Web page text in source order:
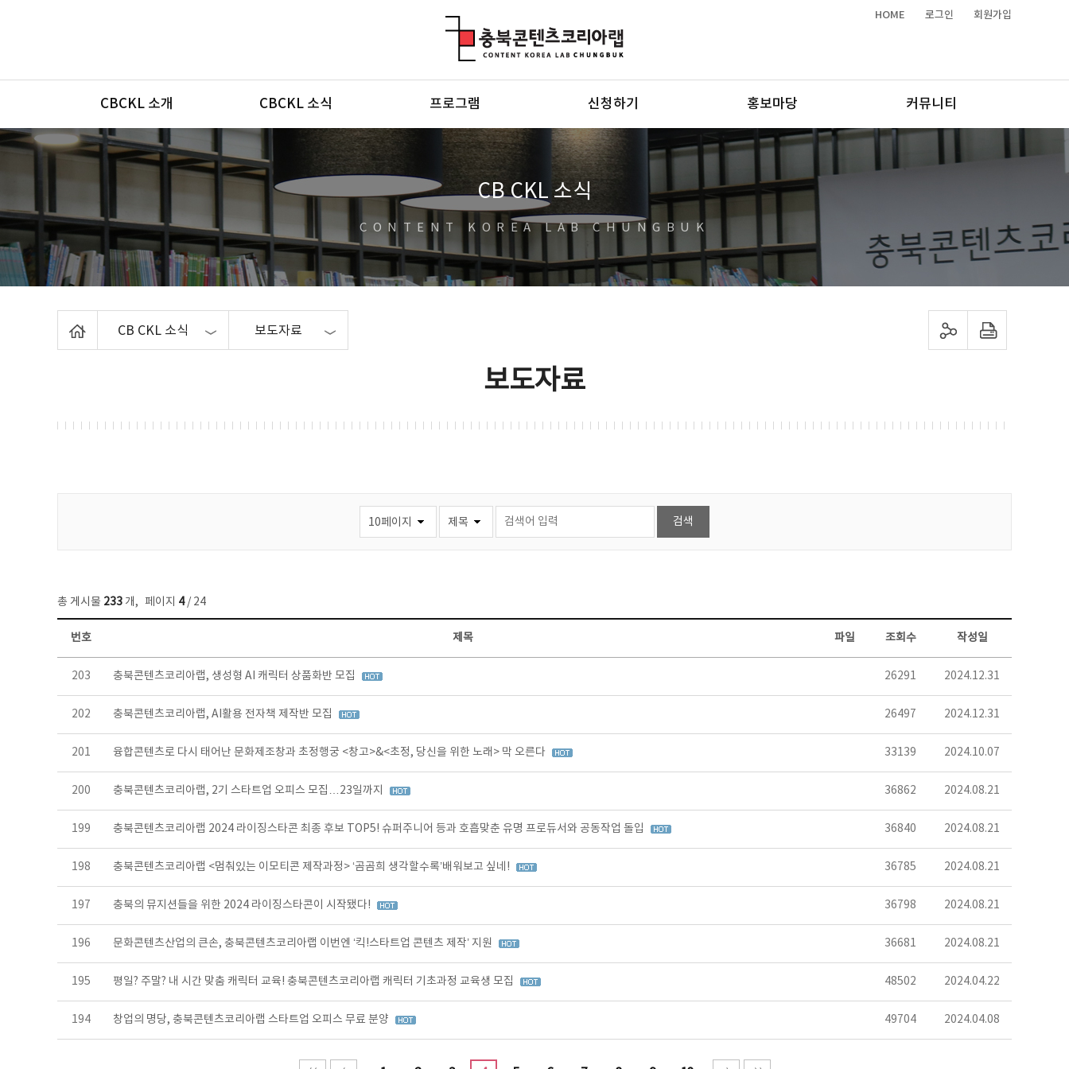
HOME 로그인 회원가입
메뉴
CBCKL 소개 CBCKL 소식 프로그램 신청하기 홍보마당 커뮤니티
CB CKL 소식
CONTENT KOREA LAB CHUNGBUK
CB CKL 소식 보도자료 sns 공유하기 프린트하기
보도자료
총 게시물 233 개, 페이지 4/ 24
보도자료 목록 - 번호, 제목, 작성자, 파일, 조회수, 작성일 정보 제공
번호 제목 파일 조회수 작성일
203 충북콘텐츠코리아랩, 생성형 AI 캐릭터 상품화반 모집 26291 2024.12.31
202 충북콘텐츠코리아랩, AI활용 전자책 제작반 모집 26497 2024.12.31
201 융합콘텐츠로 다시 태어난 문화제조창과 초정행궁 <창고>&<초정, 당신을 위한 노래> 막 오른다 33139 2024.10.07
200 충북콘텐츠코리아랩, 2기 스타트업 오피스 모집…23일까지 36862 2024.08.21
199 충북콘텐츠코리아랩 2024 라이징스타콘 최종 후보 TOP5! 슈퍼주니어 등과 호흡맞춘 유명 프로듀서와 공동작업 돌입 36840 2024.08.21
198 충북콘텐츠코리아랩 <멈춰있는 이모티콘 제작과정> ‘곰곰희 생각할수록’배워보고 싶네! 36785 2024.08.21
197 충북의 뮤지션들을 위한 2024 라이징스타콘이 시작됐다! 36798 2024.08.21
196 문화콘텐츠산업의 큰손, 충북콘텐츠코리아랩 이번엔 ‘킥!스타트업 콘텐츠 제작’ 지원 36681 2024.08.21
195 평일? 주말? 내 시간 맞춤 캐릭터 교육! 충북콘텐츠코리아랩 캐릭터 기초과정 교육생 모집 48502 2024.04.22
194 창업의 명당, 충북콘텐츠코리아랩 스타트업 오피스 무료 분양 49704 2024.04.08